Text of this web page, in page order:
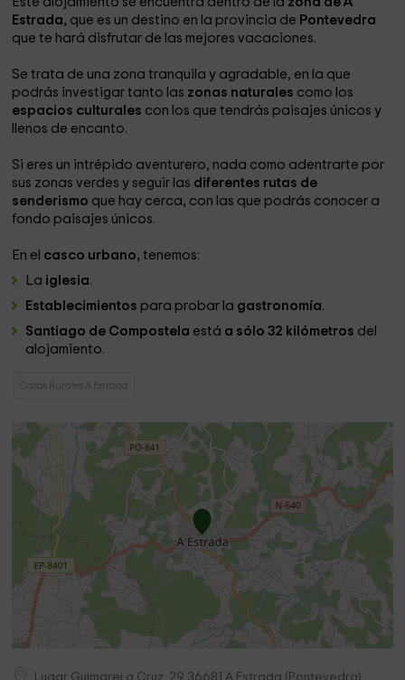
Estrada, que es un destino en la provincia de Pontevedra
que te hará disfrutar de las mejores vacaciones.
Se trata de una zona tranquila y agradable, en la que
podrás investigar tanto las zonas naturales como los
espacios culturales con los que tendrás paisajes únicos y
llenos de encanto.
Si eres un intrépido aventurero, nada como adentrarte por
sus zonas verdes y seguir las diferentes rutas de
senderismo que hay cerca, con las que podrás conocer a
fondo paisajes únicos.
En el casco urbano, tenemos:
La iglesia.
Establecimientos para probar la gastronomía.
Santiago de Compostela está a sólo 32 kilómetros del
alojamiento.
Casas Rurales A Estrada
Lugar Guimarei a Cruz, 29 36681A Estrada ( Pontevedra)